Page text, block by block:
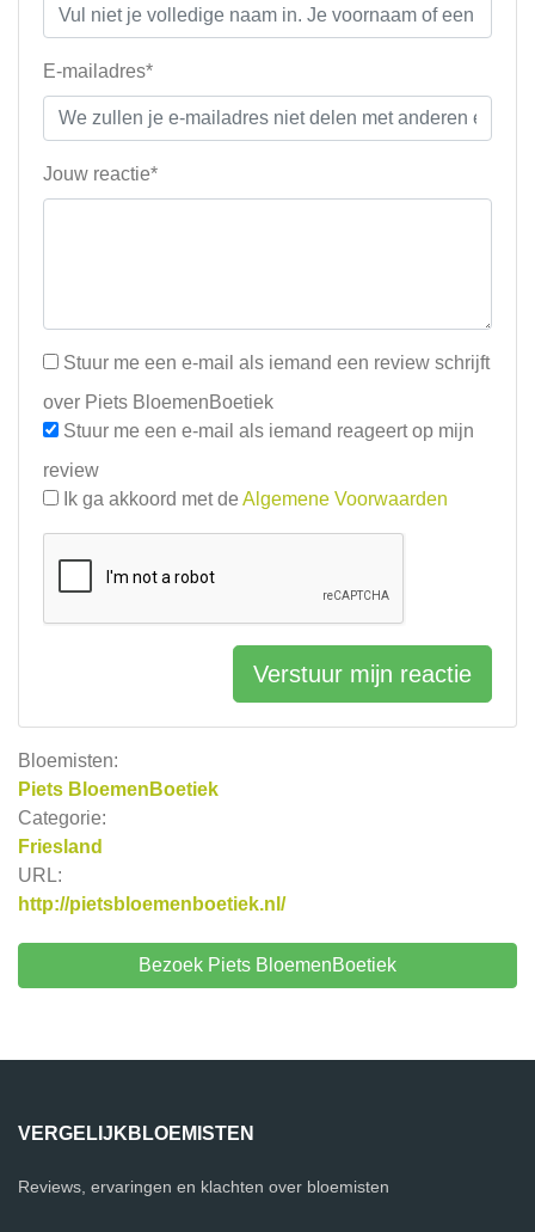
Bloemisten:
Piets BloemenBoetiek
Categorie:
Friesland
URL:
http://pietsbloemenboetiek.nl/
Bezoek Piets BloemenBoetiek
E-mailadres*
Jouw reactie*
Stuur me een e-mail als iemand een review schrijft
over Piets BloemenBoetiek
Stuur me een e-mail als iemand reageert op mijn
review
Ik ga akkoord met de Algemene Voorwaarden
Verstuur mijn reactie
VERGELIJKBLOEMISTEN
Reviews, ervaringen en klachten over bloemisten